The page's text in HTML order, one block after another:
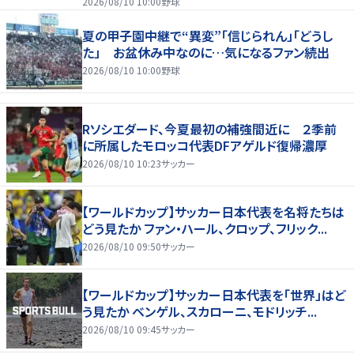
夏の甲子園中継で“異変”「信じられん」「どうし
た」 お盆休み中なのに…気になるファン続出
2026/08/10 10:00野球
Rソシエダード、今夏最初の補強間近に ２季前
に所属したモロッコ代表DFアゲルド復帰濃厚
2026/08/10 10:23サッカー
【ワールドカップ】サッカー日本代表を名将たちは
どう見たか ファン・ハール、クロップ、フリック...
2026/08/10 09:50サッカー
【ワールドカップ】サッカー日本代表を「世界」はど
う見たか ベンゲル、スカローニ、モドリッチ...
2026/08/10 09:45サッカー